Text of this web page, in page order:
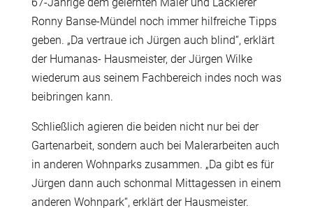
Ronny Banse-Mündel noch immer hilfreiche Tipps
geben. „Da vertraue ich Jürgen auch blind“, erklärt
der Humanas- Hausmeister, der Jürgen Wilke
wiederum aus seinem Fachbereich indes noch was
beibringen kann.
Schließlich agieren die beiden nicht nur bei der
Gartenarbeit, sondern auch bei Malerarbeiten auch
in anderen Wohnparks zusammen. „Da gibt es für
Jürgen dann auch schonmal Mittagessen in einem
anderen Wohnpark“, erklärt der Hausmeister.